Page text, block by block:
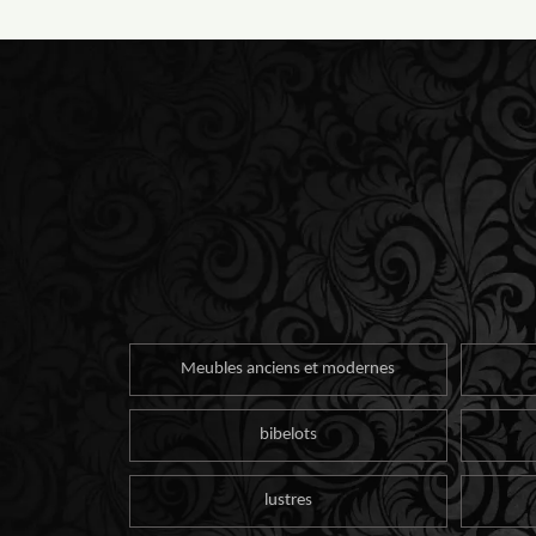
Meubles anciens et modernes
bibelots
lustres